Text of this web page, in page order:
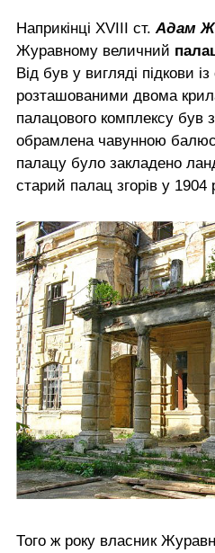
Наприкінці XVIII ст.Адам
Журавному величний
Від був у вигляді підкови
розташованими двома
палацового комплексу був
обрамлена чавунною
палацу було закладено
старий палац згорів у 1904
Того ж року власник